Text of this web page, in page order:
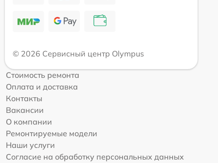
© 2026 Сервисный центр Olympus
Стоимость ремонта
Оплата и доставка
Контакты
Вакансии
О компании
Ремонтируемые модели
Наши услуги
Согласие на обработку персональных данных